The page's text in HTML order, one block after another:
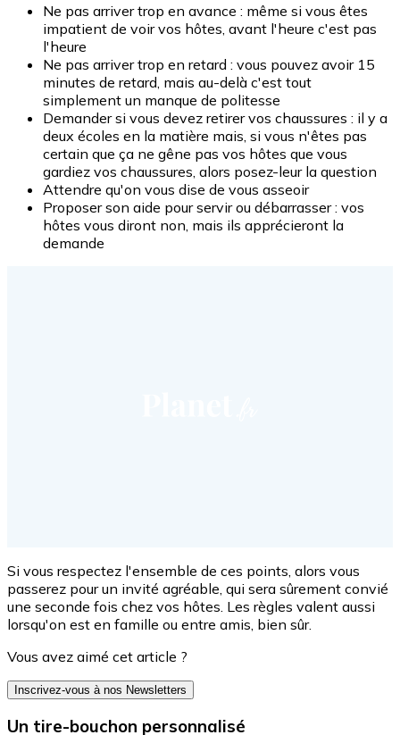
Ne pas arriver trop en avance : même si vous êtes
impatient de voir vos hôtes, avant l'heure c'est pas
l'heure
Ne pas arriver trop en retard : vous pouvez avoir 15
minutes de retard, mais au-delà c'est tout
simplement un manque de politesse
Demander si vous devez retirer vos chaussures : il y a
deux écoles en la matière mais, si vous n'êtes pas
certain que ça ne gêne pas vos hôtes que vous
gardiez vos chaussures, alors posez-leur la question
Attendre qu'on vous dise de vous asseoir
Proposer son aide pour servir ou débarrasser : vos
hôtes vous diront non, mais ils apprécieront la
demande
Si vous respectez l'ensemble de ces points, alors vous
passerez pour un invité agréable, qui sera sûrement convié
une seconde fois chez vos hôtes. Les règles valent aussi
lorsqu'on est en famille ou entre amis, bien sûr.
Vous avez aimé cet article ?
Inscrivez-vous à nos Newsletters
Un tire-bouchon personnalisé